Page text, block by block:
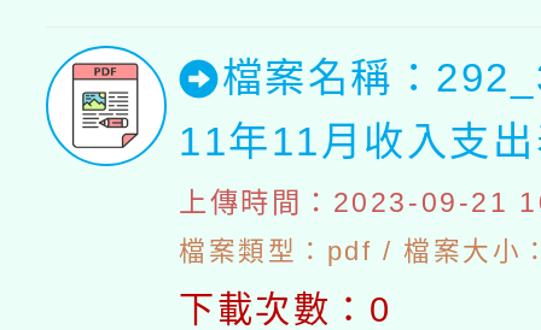
檔案名稱：
11年11月收入支
上傳時間：2023-09-21
檔案類型：pdf / 檔案大小
下載次數：0